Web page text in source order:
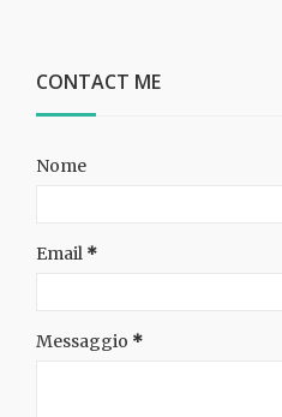
CONTACT ME
Nome
Email *
Messaggio *